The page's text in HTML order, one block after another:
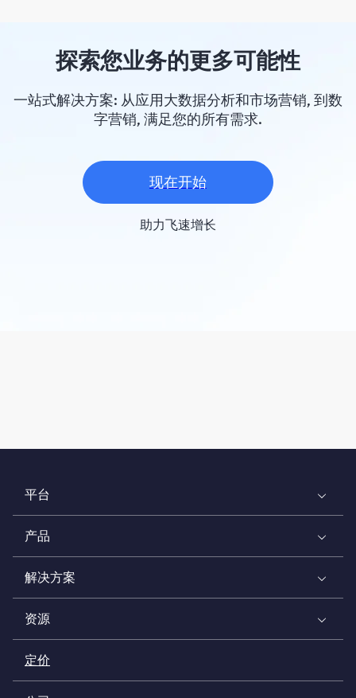
探索您业务的更多可能性
一站式解决方案: 从应用大数据分析和市场营销, 到数
字营销, 满足您的所有需求.
现在开始
助力飞速增长
平台
产品
解决方案
资源
定价